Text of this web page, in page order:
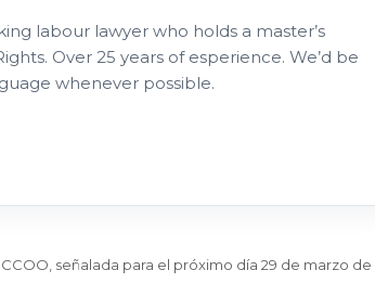
labour lawyer who holds a master’s
Over 25 years of esperience. We’d be
whenever possible.
señalada para el próximo día 29 de marzo de